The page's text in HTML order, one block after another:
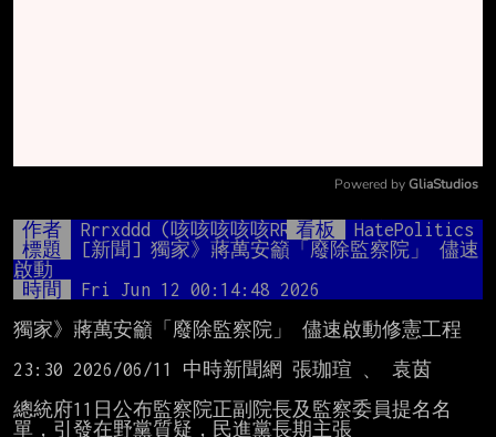
Mute
Powered by GliaStudios
作者 Rrrxddd (咳咳咳咳咳RR咳咳咳咳咳)
看板
HatePolitics
標題
[新聞] 獨家》蔣萬安籲「廢除監察院」 儘速
啟動
時間
Fri Jun 12 00:14:48 2026
獨家》蔣萬安籲「廢除監察院」 儘速啟動修憲工程
23:30 2026/06/11 中時新聞網 張珈瑄 、 袁茵
總統府11日公布監察院正副院長及監察委員提名名
單，引發在野黨質疑，民進黨長期主張